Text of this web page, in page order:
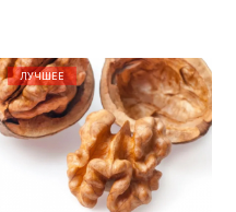
ЛУЧШЕЕ